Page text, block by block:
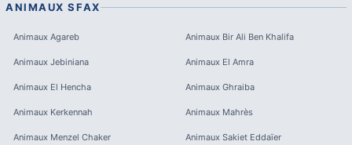
ANIMAUX SFAX
Animaux Agareb Animaux Bir Ali Ben Khalifa
Animaux Jebiniana Animaux El Amra
Animaux El Hencha Animaux Ghraiba
Animaux Kerkennah Animaux Mahrès
Animaux Menzel Chaker Animaux Sakiet Eddaïer